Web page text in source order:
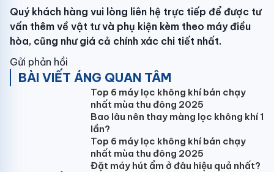
Quý khách hàng vui lòng liên hệ trực tiếp để được tư
vấn thêm về vật tư và phụ kiện kèm theo máy điều
hòa, cũng như giá cả chính xác chi tiết nhất.
Gửi phản hồi
BÀI VIẾT ÁNG QUAN TÂM
Top 6 máy lọc không khí bán chạy
nhất mùa thu đông 2025
Bao lâu nên thay màng lọc không khí 1
lần?
Top 6 máy lọc không khí bán chạy
nhất mùa thu đông 2025
Đặt máy hút ẩm ở đâu hiệu quả nhất?